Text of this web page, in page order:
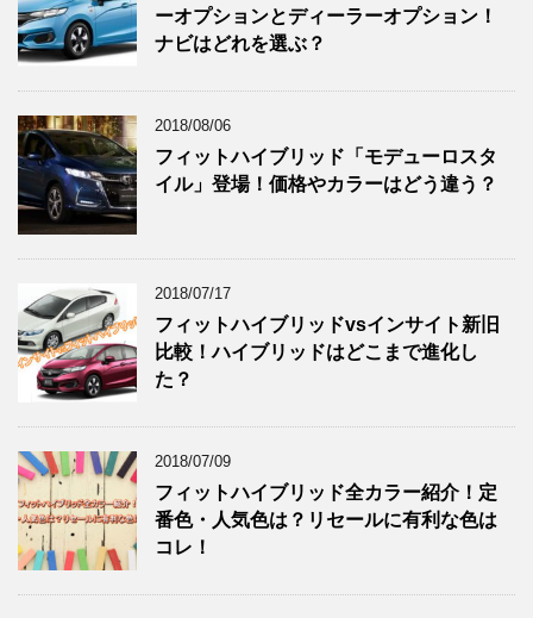
ーオプションとディーラーオプション！
ナビはどれを選ぶ？
2018/08/06
フィットハイブリッド「モデューロスタ
イル」登場！価格やカラーはどう違う？
2018/07/17
フィットハイブリッドvsインサイト新旧
比較！ハイブリッドはどこまで進化し
た？
2018/07/09
フィットハイブリッド全カラー紹介！定
番色・人気色は？リセールに有利な色は
コレ！